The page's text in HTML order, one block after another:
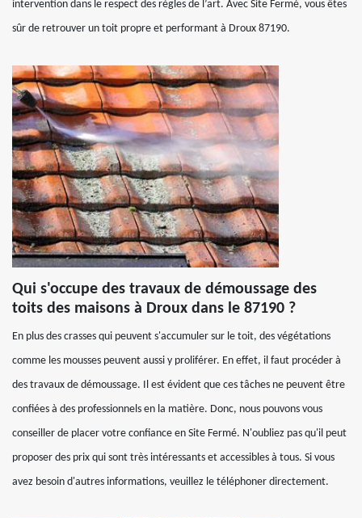
intervention dans le respect des règles de l’art. Avec Site Fermé, vous êtes
sûr de retrouver un toit propre et performant à Droux 87190.
Qui s'occupe des travaux de démoussage des
toits des maisons à Droux dans le 87190 ?
En plus des crasses qui peuvent s'accumuler sur le toit, des végétations
comme les mousses peuvent aussi y proliférer. En effet, il faut procéder à
des travaux de démoussage. Il est évident que ces tâches ne peuvent être
confiées à des professionnels en la matière. Donc, nous pouvons vous
conseiller de placer votre confiance en Site Fermé. N'oubliez pas qu'il peut
proposer des prix qui sont très intéressants et accessibles à tous. Si vous
avez besoin d'autres informations, veuillez le téléphoner directement.